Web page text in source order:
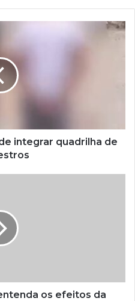
integrar quadrilha de
os efeitos da